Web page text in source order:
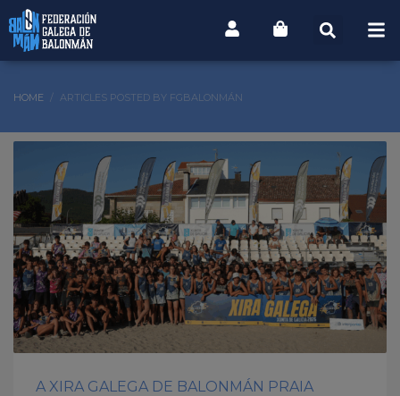
HOME ARTICLES POSTED BY FGBALONMÁN
A XIRA GALEGA DE BALONMÁN PRAIA